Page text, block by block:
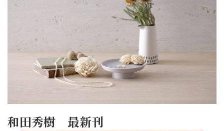
和田秀樹 最新刊